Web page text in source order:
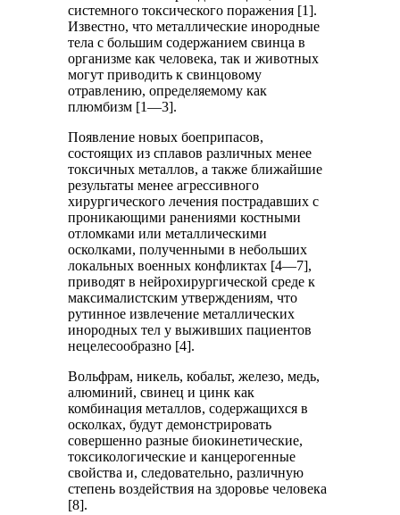
системного токсического поражения [1].
Известно, что металлические инородные
тела с большим содержанием свинца в
организме как человека, так и животных
могут приводить к свинцовому
отравлению, определяемому как
плюмбизм [1—3].
Появление новых боеприпасов,
состоящих из сплавов различных менее
токсичных металлов, а также ближайшие
результаты менее агрессивного
хирургического лечения пострадавших с
проникающими ранениями костными
отломками или металлическими
осколками, полученными в небольших
локальных военных конфликтах [4—7],
приводят в нейрохирургической среде к
максималистским утверждениям, что
рутинное извлечение металлических
инородных тел у выживших пациентов
нецелесообразно [4].
Вольфрам, никель, кобальт, железо, медь,
алюминий, свинец и цинк как
комбинация металлов, содержащихся в
осколках, будут демонстрировать
совершенно разные биокинетические,
токсикологические и канцерогенные
свойства и, следовательно, различную
степень воздействия на здоровье человека
[8].